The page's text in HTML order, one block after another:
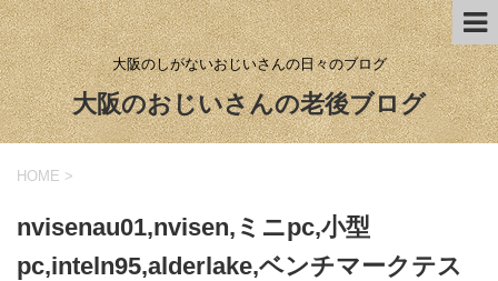
大阪のしがないおじいさんの日々のブログ
大阪のおじいさんの老後ブログ
HOME >
nvisenau01,nvisen,ミニpc,小型
pc,inteln95,alderlake,ベンチマークテス